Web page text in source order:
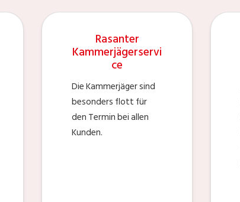
Rasanter
Kammerjägerservi
ce
Die Kammerjäger sind
besonders flott für
den Termin bei allen
Kunden.